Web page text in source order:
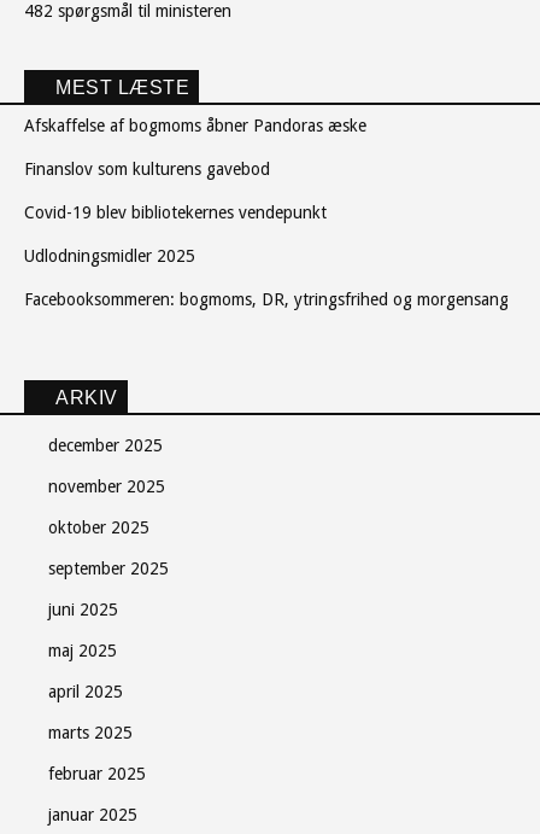
482 spørgsmål til ministeren
MEST LÆSTE
Afskaffelse af bogmoms åbner Pandoras æske
Finanslov som kulturens gavebod
Covid-19 blev bibliotekernes vendepunkt
Udlodningsmidler 2025
Facebooksommeren: bogmoms, DR, ytringsfrihed og morgensang
ARKIV
december 2025
november 2025
oktober 2025
september 2025
juni 2025
maj 2025
april 2025
marts 2025
februar 2025
januar 2025